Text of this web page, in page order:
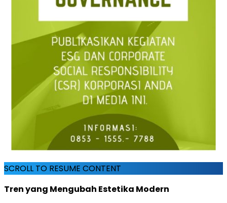
SCROLL TO RESUME CONTENT
Tren yang Mengubah Estetika Modern